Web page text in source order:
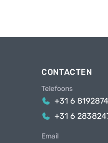
CONTACTEN
Telefoons
+31 6
+31 6
Email